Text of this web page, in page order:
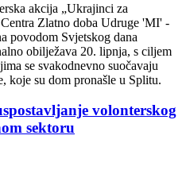
akcija „Ukrajinci za
Zlatno doba Udruge 'MI' -
povodom Svjetskog dana
obilježava 20. lipnja, s ciljem
se svakodnevno suočavaju
koje su dom pronašle u Splitu.
volonterskog
sektoru